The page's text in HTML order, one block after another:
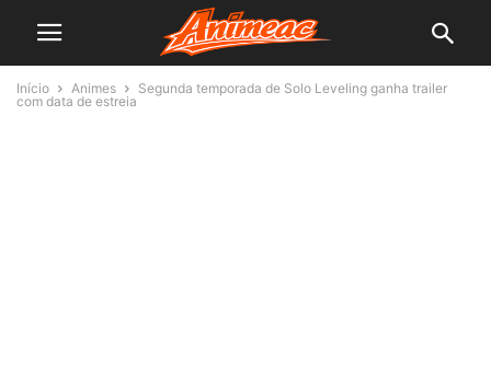
Início Animes
Segunda temporada de Solo Leveling ganha trailer
com data de estreia